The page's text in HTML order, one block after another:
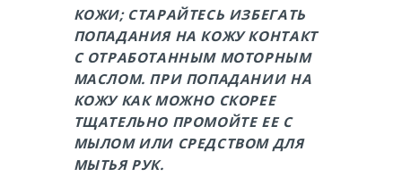
КОЖИ; СТАРАЙТЕСЬ ИЗБЕГАТЬ
ПОПАДАНИЯ НА КОЖУ КОНТАКТ
С ОТРАБОТАННЫМ МОТОРНЫМ
МАСЛОМ. ПРИ ПОПАДАНИИ НА
КОЖУ КАК МОЖНО СКОРЕЕ
ТЩАТЕЛЬНО ПРОМОЙТЕ ЕЕ С
МЫЛОМ ИЛИ СРЕДСТВОМ ДЛЯ
МЫТЬЯ РУК.